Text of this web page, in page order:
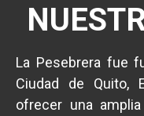
La Pesebrera fue
Ciudad de Quito,
ofrecer una